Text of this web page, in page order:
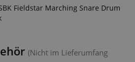
Fieldstar Marching Snare Drum
(Nicht im Lieferumfang